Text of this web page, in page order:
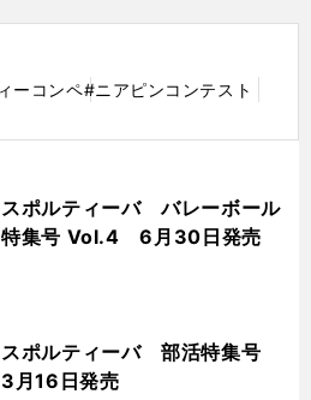
ーコンペ#ニアピンコンテスト
スポルティーバ バレーボール
特集号 Vol.4 6月30日発売
スポルティーバ 部活特集号
3月16日発売